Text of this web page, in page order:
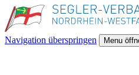
Navigation überspringen Menu